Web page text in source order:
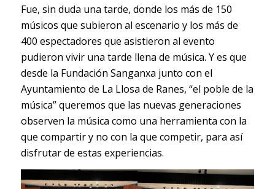
Fue, sin duda una tarde, donde los más de 150
músicos que subieron al escenario y los más de
400 espectadores que asistieron al evento
pudieron vivir una tarde llena de música. Y es que
desde la Fundación Sanganxa junto con el
Ayuntamiento de La Llosa de Ranes, “el poble de la
música” queremos que las nuevas generaciones
observen la música como una herramienta con la
que compartir y no con la que competir, para así
disfrutar de estas experiencias.